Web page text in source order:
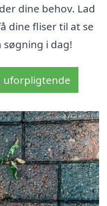
dine behov. Lad
dine fliser til at se
søgning i dag!
uforpligtende